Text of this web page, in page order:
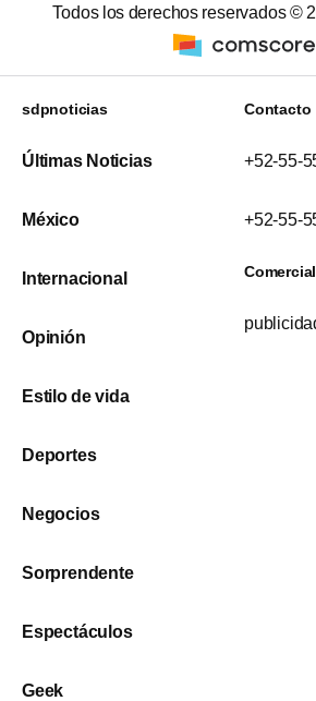
Todos los derechos reservados ©
sdpnoticias
Últimas Noticias
México
Internacional
Opinión
Estilo de vida
Deportes
Negocios
Sorprendente
Espectáculos
Geek
Contacto
+52-55-
+52-55-
Comercial